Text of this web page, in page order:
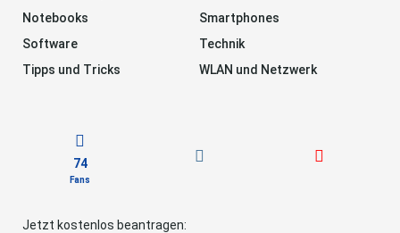
Notebooks
Smartphones
Software
Technik
Tipps und Tricks
WLAN und Netzwerk
74
Fans
Jetzt kostenlos beantragen: